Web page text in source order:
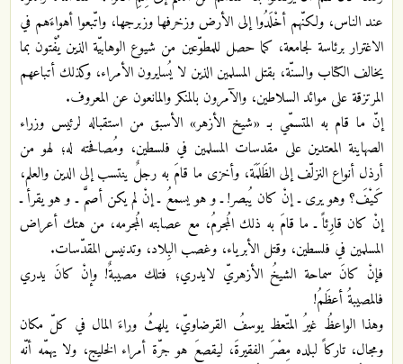
عند الناس، ولكنّهم أخْلَدُوا إلى الأرض وزخرفها وزبرجها، واتّبعوا أهواءَهم في
الاغترار برئاسة لجامعة، كما حصل للمطوّعين من شيوع الوهابيّة الذين يُفْتون بما
يخالف الكتاب والسنّة، بقتل المسلمين الذين لا يُسايرون الأمراء، وكذلك أتباعهم
المرتزقة على موائد السلاطين، والآمرون بالمنكر والمانعون عن المعروف.
إنّ ما قام به المتسمّي بـ «شيخ الأزهر» الأسبق من استقباله لرئيس وزراء
الصهاينة المعتدين على مقدسات المسلمين في فلسطين، ومُصافحته له؛ لهو من
أرذل أنواع النزلّف إلى الظَلَمَة، وأخزى ما قامَ به رجلٌ ينتسب إلى الدين والعلم،
كَيْفَ؟ وهو يرى ـ إنْ كان يُبصر! ـ و هو يسمعُ ـ إنْ لم يكن أصمَّ ـ و هو يقرأ ـ
إنْ كان قارِئاً ـ ما قامَ به ذلك الُمجرمُ، مع عصابته الُمجرمه، من هتك أعراض
المسلمين في فلسطين، وقتل الأبرياء، وغصب البِلاد، وتدنيس المقدّسات.
فإنْ كانَ سماحة الشيخُ الأزهريّ لايدري؛ فتلك مصيبةٌ! وإنْ كانَ يدري
فالمصيبةُ أعظَمُ!
وهذا الواعظُ غيرُ المتّعظ يوسفُ القرضاويّ، يلهثُ وراءَ المال في كلّ مكان
ومجال، تاركاً لبلده مِصْرَ الفقيرةَ، ليقصعَ هو جرّة أمراء الخليج، ولا يهمّه أنّه